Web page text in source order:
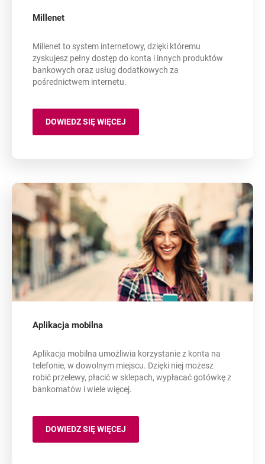
Millenet
Millenet to system internetowy, dzięki któremu
zyskujesz pełny dostęp do konta i innych produktów
bankowych oraz usług dodatkowych za
pośrednictwem internetu.
DOWIEDZ SIĘ WIĘCEJ
MILLENET
Aplikacja mobilna
Aplikacja mobilna umożliwia korzystanie z konta na
telefonie, w dowolnym miejscu. Dzięki niej możesz
robić przelewy, płacić w sklepach, wypłacać gotówkę z
bankomatów i wiele więcej.
DOWIEDZ SIĘ WIĘCEJ
APLIKACJA MOBILNA